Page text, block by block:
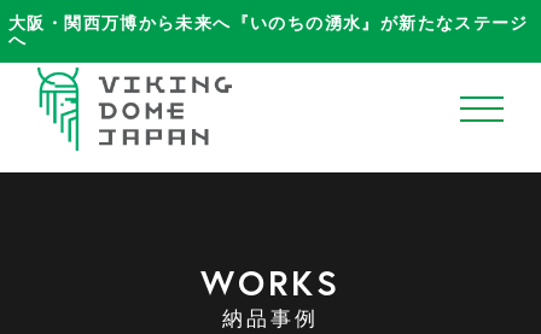
大阪・関西万博から未来へ『いのちの湧水』が新たなステージ
へ
WORKS
納品事例
VikingDomeJapanについて